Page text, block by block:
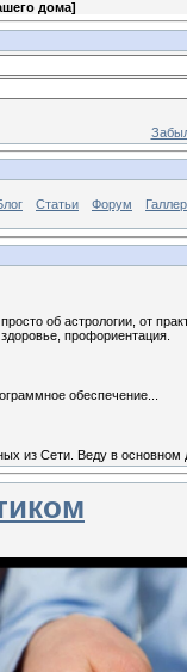
дома]
Статьи Форум
об астрологии, от
профориентация.
обеспечение...
из Сети. Веду в основном